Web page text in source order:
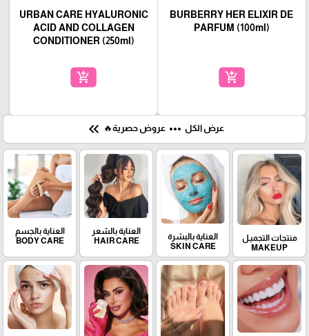
BURBERRY HER ELIXIR DE
PARFUM (100ml)
add_shopping_cart
URBAN CARE HYALURONIC
ACID AND COLLAGEN
CONDITIONER (250ml)
add_shopping_cart
عرض الكل more_horiz عروض حصرية🔥 keyboard_double_arrow_left
منتجات التجميـل
MAKEUP
العناية بالبشرة
SKIN CARE
العناية بالشعر
HAIR CARE
العناية بالجسم
BODY CARE